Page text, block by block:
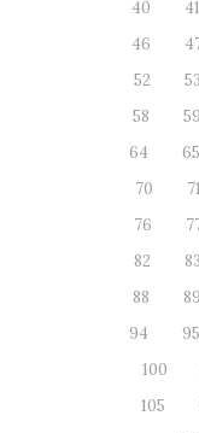
40
41
46
52
53
58
59
64
65
70
71
76
82
83
88
89
94
95
100
105